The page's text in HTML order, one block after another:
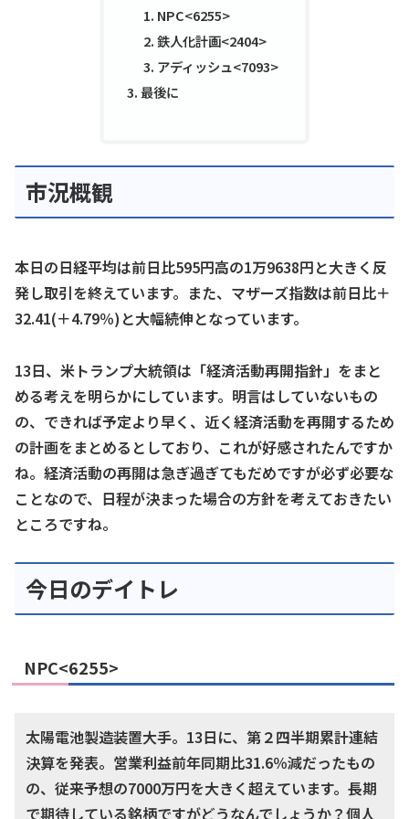
NPC<6255>
鉄人化計画<2404>
アディッシュ<7093>
最後に
市況概観
本日の日経平均は前日比595円高の1万9638円と大きく反
発し取引を終えています。また、マザーズ指数は前日比＋
32.41(＋4.79％)と大幅続伸となっています。
13日、米トランプ大統領は「経済活動再開指針」をまと
める考えを明らかにしています。明言はしていないもの
の、できれば予定より早く、近く経済活動を再開するため
の計画をまとめるとしており、これが好感されたんですか
ね。経済活動の再開は急ぎ過ぎてもだめですが必ず必要な
ことなので、日程が決まった場合の方針を考えておきたい
ところですね。
今日のデイトレ
NPC<6255>
太陽電池製造装置大手。13日に、第２四半期累計連結
決算を発表。営業利益前年同期比31.6％減だったもの
の、従来予想の7000万円を大きく超えています。長期
で期待している銘柄ですがどうなんでしょうか？個人